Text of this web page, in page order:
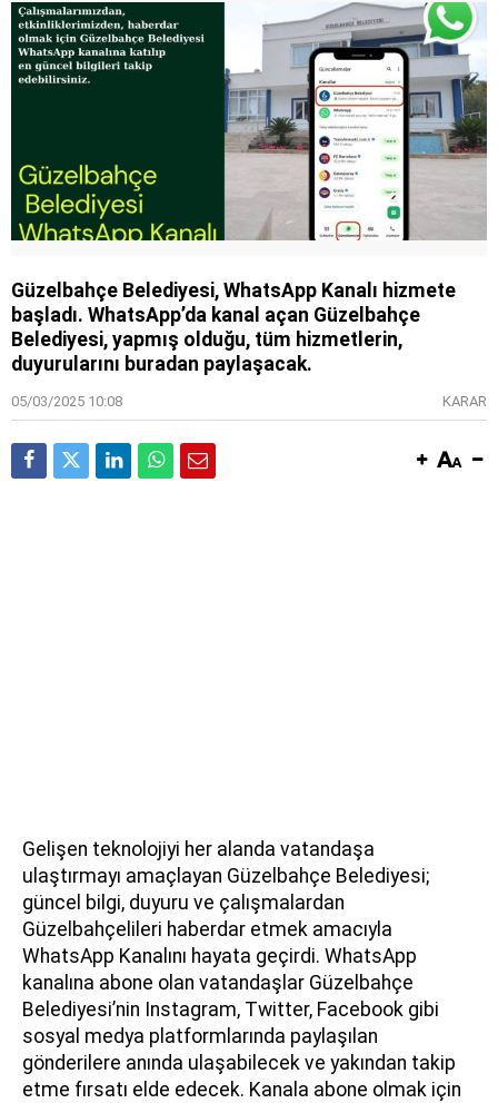
Güzelbahçe Belediyesi, WhatsApp Kanalı hizmete
başladı. WhatsApp’da kanal açan Güzelbahçe
Belediyesi, yapmış olduğu, tüm hizmetlerin,
duyurularını buradan paylaşacak.
05/03/2025 10:08 KARAR
Gelişen teknolojiyi her alanda vatandaşa
ulaştırmayı amaçlayan Güzelbahçe Belediyesi;
güncel bilgi, duyuru ve çalışmalardan
Güzelbahçelileri haberdar etmek amacıyla
WhatsApp Kanalını hayata geçirdi. WhatsApp
kanalına abone olan vatandaşlar Güzelbahçe
Belediyesi’nin Instagram, Twitter, Facebook gibi
sosyal medya platformlarında paylaşılan
gönderilere anında ulaşabilecek ve yakından takip
etme fırsatı elde edecek. Kanala abone olmak için